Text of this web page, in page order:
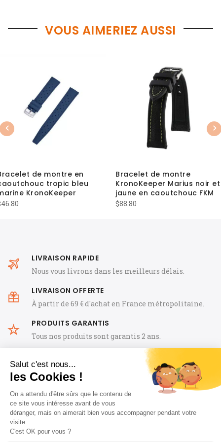
VOUS AIMERIEZ AUSSI
de montre en
tropic bleu
KronoKeeper
46.80
Bracelet de montre
KronoKeeper Marius noir et
jaune en caoutchouc FKM
$88.80
LIVRAISON RAPIDE
Nous vous livrons dans les meilleurs délais.
LIVRAISON OFFERTE
À partir de 69 € d'achat en France métropolitaine.
PRODUITS GARANTIS
Tous nos produits sont garantis 2 ans.